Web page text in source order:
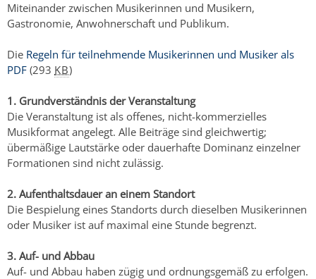
Miteinander zwischen Musikerinnen und Musikern,
Gastronomie, Anwohnerschaft und Publikum.
Die Regeln für teilnehmende Musikerinnen und Musiker als
PDF (293 KB)
1. Grundverständnis der Veranstaltung
Die Veranstaltung ist als offenes, nicht-kommerzielles
Musikformat angelegt. Alle Beiträge sind gleichwertig;
übermäßige Lautstärke oder dauerhafte Dominanz einzelner
Formationen sind nicht zulässig.
2. Aufenthaltsdauer an einem Standort
Die Bespielung eines Standorts durch dieselben Musikerinnen
oder Musiker ist auf maximal eine Stunde begrenzt.
3. Auf- und Abbau
Auf- und Abbau haben zügig und ordnungsgemäß zu erfolgen.